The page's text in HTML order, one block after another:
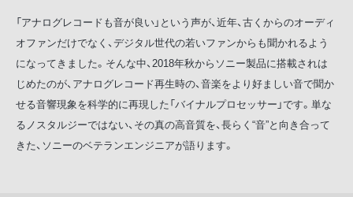
「アナログレコードも音が良い」という声が、近年、古くからのオーディ
オファンだけでなく、デジタル世代の若いファンからも聞かれるよう
になってきました。そんな中、2018年秋からソニー製品に搭載されは
じめたのが、アナログレコード再生時の、音楽をより好ましい音で聞か
せる音響現象を科学的に再現した「バイナルプロセッサー」です。単な
るノスタルジーではない、その真の高音質を、長らく“音”と向き合って
きた、ソニーのベテランエンジニアが語ります。